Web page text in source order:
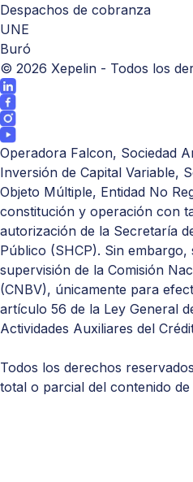
Despachos de cobranza
UNE
Buró
© 2026 Xepelin - Todos los
Operadora Falcon, Sociedad
Inversión de Capital Variable,
Objeto Múltiple, Entidad No
constitución y operación con
autorización de la Secretaría
Público (SHCP). Sin embargo,
supervisión de la Comisión
(CNBV), únicamente para
artículo 56 de la Ley General
Actividades Auxiliares del
Todos los derechos
total o parcial del contenido de